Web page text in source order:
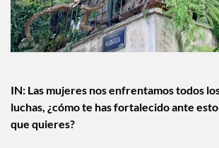
IN: Las mujeres nos enfrentamos todos
luchas, ¿cómo te has fortalecido ante esto